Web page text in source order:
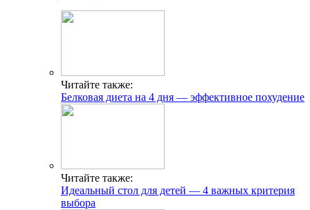
Читайте также:
Белковая диета на 4 дня — эффективное похудение
Читайте также:
Идеальный стол для детей — 4 важных критерия
выбора